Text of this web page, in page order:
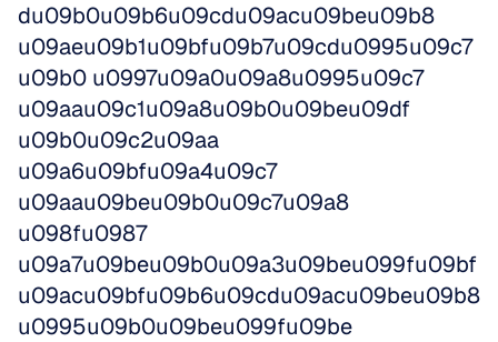
du09b0u09b6u09cdu09acu09beu09b8
u09aeu09b1u09bfu09b7u09cdu0995u09c7
u09b0 u0997u09a0u09a8u0995u09c7
u09aau09c1u09a8u09b0u09beu09df
u09b0u09c2u09aa
u09a6u09bfu09a4u09c7
u09aau09beu09b0u09c7u09a8
u098fu0987
u09a7u09beu09b0u09a3u09beu099fu09bf
u09acu09bfu09b6u09cdu09acu09beu09b8
u0995u09b0u09beu099fu09be